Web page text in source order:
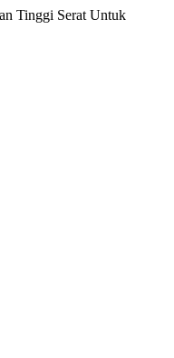
Tinggi Serat Untuk